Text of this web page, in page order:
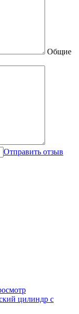
Общие
Отправить отзыв
цилиндр с